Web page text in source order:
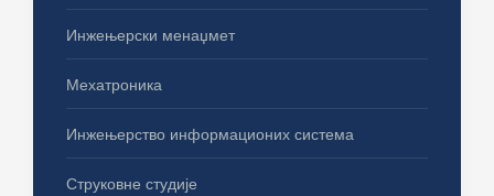
Инжењерски менаџмет
Мехатроника
Инжењерство информационих система
Струковне студије